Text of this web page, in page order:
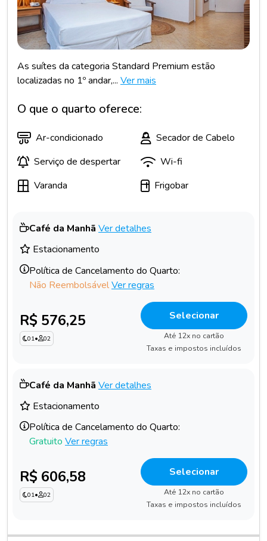
As suítes da categoria Standard Premium estão
localizadas no 1º andar,... Ver mais
O que o quarto oferece:
Ar-condicionado
Secador de Cabelo
Serviço de despertar
Wi-fi
Varanda
Frigobar
Café da Manhã Ver detalhes
Estacionamento
Política de Cancelamento do Quarto:
Não ReembolsávelVer regras
R$ 576,25
01• 02
Selecionar
Até 12x no cartão
Taxas e impostos incluídos
Café da Manhã Ver detalhes
Estacionamento
Política de Cancelamento do Quarto:
Gratuito Ver regras
R$ 606,58
01• 02
Selecionar
Até 12x no cartão
Taxas e impostos incluídos